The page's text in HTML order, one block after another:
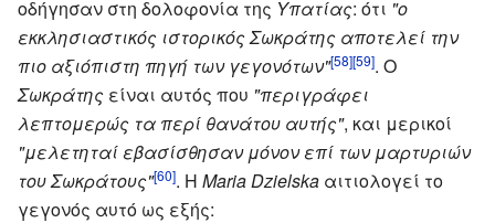
οδήγησαν στη δολοφονία της Υπατίας: ότι "ο
εκκλησιαστικός ιστορικός Σωκράτης αποτελεί την
πιο αξιόπιστη πηγή των γεγονότων"[58][59]. Ο
Σωκράτης είναι αυτός που "περιγράφει
λεπτομερώς τα περί θανάτου αυτής", και μερικοί
"μελετηταί εβασίσθησαν μόνον επί των μαρτυριών
του Σωκράτους"[60]. Η Maria Dzielska αιτιολογεί το
γεγονός αυτό ως εξής: